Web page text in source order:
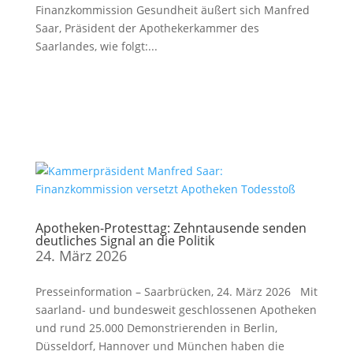
Finanzkommission Gesundheit äußert sich Manfred
Saar, Präsident der Apothekerkammer des
Saarlandes, wie folgt:...
Apotheken-Protesttag: Zehntausende senden
deutliches Signal an die Politik
24. März 2026
Presseinformation – Saarbrücken, 24. März 2026 Mit
saarland- und bundesweit geschlossenen Apotheken
und rund 25.000 Demonstrierenden in Berlin,
Düsseldorf, Hannover und München haben die